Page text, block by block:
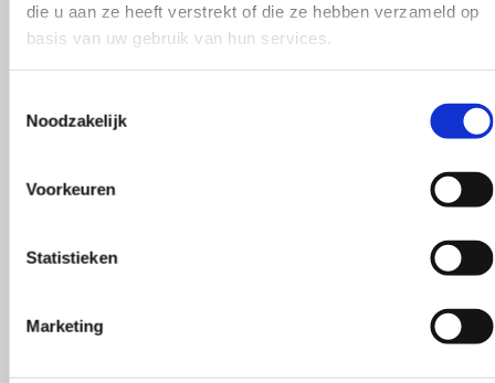
die u aan ze heeft verstrekt of die ze hebben verzameld op
basis van uw gebruik van hun services.
Noodzakelijk
Voorkeuren
Statistieken
Marketing
Wat zeggen